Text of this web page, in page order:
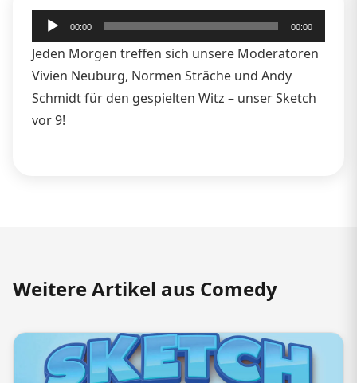
Audio-
Player
00:00 00:00
Jeden Morgen treffen sich unsere Moderatoren
Vivien Neuburg, Normen Sträche und Andy
Schmidt für den gespielten Witz – unser Sketch
vor 9!
Weitere Artikel aus Comedy